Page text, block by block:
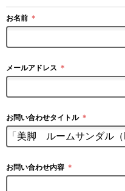
お名前 ＊
メールアドレス ＊
お問い合わせタイトル ＊
お問い合わせ内容 ＊